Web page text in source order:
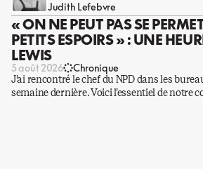
Judith Lefebvre
« ON NE PEUT PAS SE
PETITS ESPOIRS » : UNE
LEWIS
5 août 2026 Chronique
J’ai rencontré le chef du NPD dans les
semaine dernière. Voici l’essentiel de notre